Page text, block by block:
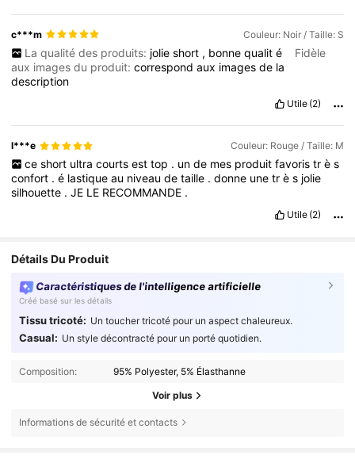
c***m Couleur: Noir / Taille: S
La qualité des produits: jolie short , bonne qualit é
Fidèle
aux images du produit:correspondaux imagesde la
description
Utile (2)
l***e Couleur: Rouge / Taille: M
ce short ultra courts est top . un de mes produit favoris tr è s
confort .é lastiqueau niveaudetaille .donne unetrès jolie
silhouette .JE LE RECOMMANDE .
Utile (2)
Détails Du Produit
Caractéristiques de l'intelligence artificielle
Créé basé sur les détails
Tissu tricoté: Un toucher tricoté pour un aspect chaleureux.
Casual: Un style décontracté pour un porté quotidien.
Composition: 95% Polyester, 5% Élasthanne
Voir plus
Informations de sécurité et contacts